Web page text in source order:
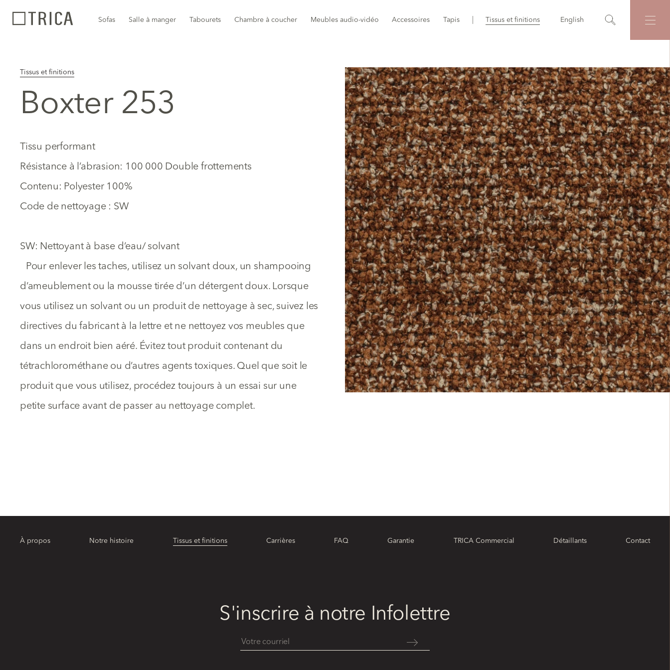
Sofas Salle à manger Tabourets Chambre à coucher Meubles audio-vidéo Accessoires Tapis Tissus et finitions English
Tissus et finitions
Boxter 253
Tissu performant
Résistance à l’abrasion: 100 000 Double frottements
Contenu: Polyester 100%
Code de nettoyage : SW
SW: Nettoyant à base d’eau/ solvant
Pour enlever les taches, utilisez un solvant doux, un shampooing
d’ameublement ou la mousse tirée d’un détergent doux. Lorsque
vous utilisez un solvant ou un produit de nettoyage à sec, suivez les
directives du fabricant à la lettre et ne nettoyez vos meubles que
dans un endroit bien aéré. Évitez tout produit contenant du
tétrachlorométhane ou d’autres agents toxiques. Quel que soit le
produit que vous utilisez, procédez toujours à un essai sur une
petite surface avant de passer au nettoyage complet.
À propos Notre histoire Tissus et finitions Carrières FAQ Garantie TRICA Commercial Détaillants Contact
S'inscrire à notre Infolettre